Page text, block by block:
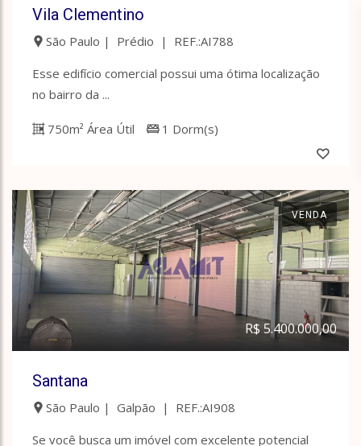
Vila Clementino
São Paulo | Prédio | REF.:AI788
Esse edifício comercial possui uma ótima localização
no bairro da ...
750m² Área Útil 1 Dorm(s)
VENDA
R$ 5.400.000,00
Santana
São Paulo | Galpão | REF.:AI908
Se você busca um imóvel com excelente potencial